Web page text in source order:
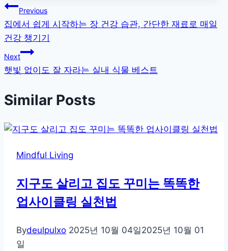
글
탐
색
Previous
집에서 쉽게 시작하는 장 건강 습관, 간단한 재료로 매일
건강 챙기기
Next
햇빛 없이도 잘 자라는 실내 식물 베스트
Similar Posts
Mindful Living
지구도 살리고 집도 꾸미는 똑똑한
업사이클링 실천법
Bydeulpulxo 2025년 10월 04일2025년 10월 01
일